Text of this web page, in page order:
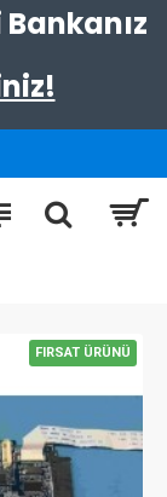
FIRSAT ÜRÜNÜ